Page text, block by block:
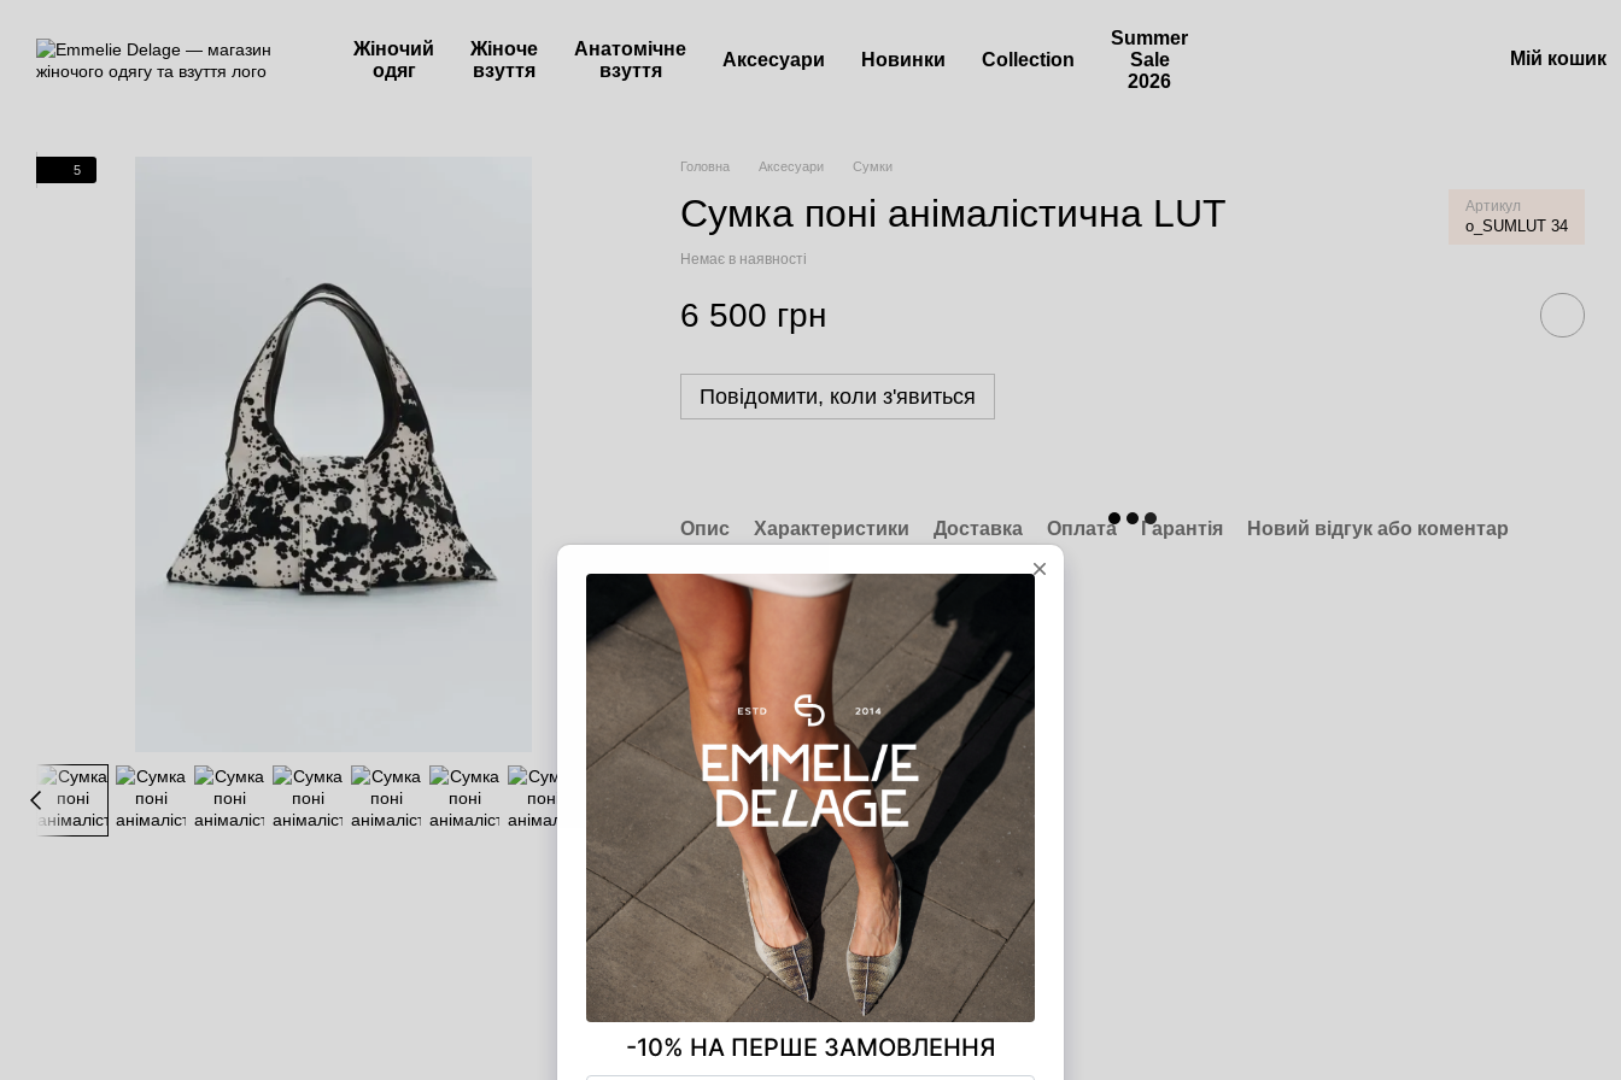
Жіночий
одяг
Жіноче
взуття
Анатомічне
взуття
Аксесуари Новинки Сollection
Summer
Sale
2026
Мій кошик
5 Головна Аксесуари Сумки
Сумка поні анімалістична LUT Артикул
o_SUMLUT 34
Немає в наявності
6 500 грн
Повідомити, коли з'явиться
Опис Характеристики Доставка Оплата Гарантія Новий відгук або коментар